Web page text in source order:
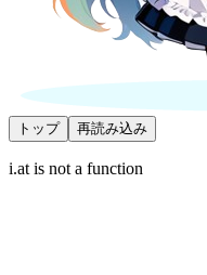
トップ 再読み込み
i.at is not a function